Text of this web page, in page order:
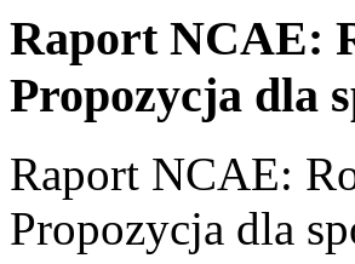
Raport NCAE:
Propozycja dla
Raport NCAE:
Propozycja dla